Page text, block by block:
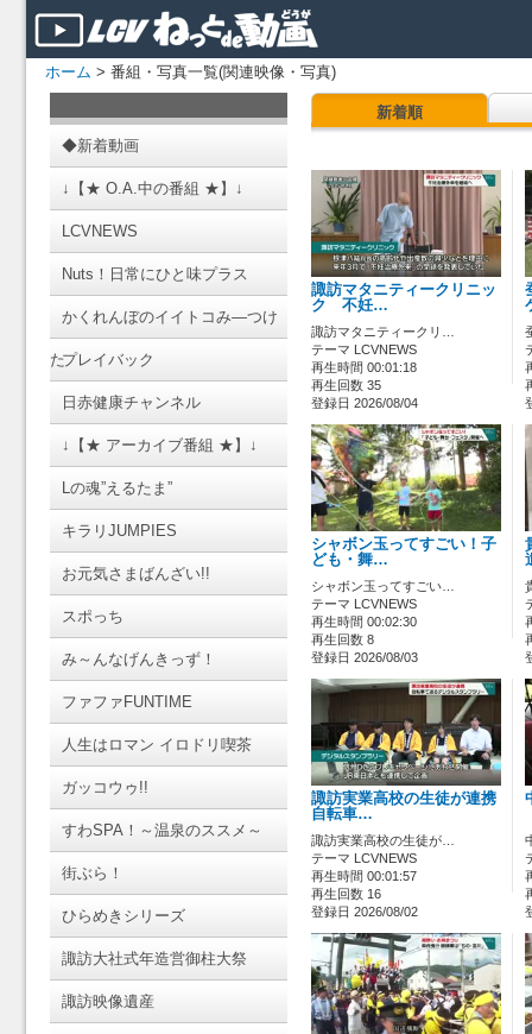
ホーム > 番組・写真一覧(関連映像・写真)
◆新着動画
↓【★ O.A.中の番組 ★】↓
LCVNEWS
Nuts！日常にひと味プラス
かくれんぼのイイトコみ―つけ
たプレイバック
日赤健康チャンネル
↓【★ アーカイブ番組 ★】↓
Lの魂”えるたま”
キラリJUMPIES
お元気さまばんざい!!
スポっち
み～んなげんきっず！
ファファFUNTIME
人生はロマン イロドリ喫茶
ガッコウゥ!!
すわSPA！～温泉のススメ～
街ぶら！
ひらめきシリーズ
諏訪大社式年造営御柱大祭
諏訪映像遺産
新着順
諏訪マタニティークリニッ
ク 不妊…
諏訪マタニティークリ…
テーマ LCVNEWS
再生時間 00:01:18
再生回数 35
登録日 2026/08/04
シャボン玉ってすごい！子
ども・舞…
シャボン玉ってすごい…
テーマ LCVNEWS
再生時間 00:02:30
再生回数 8
登録日 2026/08/03
諏訪実業高校の生徒が連携
自転車…
諏訪実業高校の生徒が…
テーマ LCVNEWS
再生時間 00:01:57
再生回数 16
登録日 2026/08/02